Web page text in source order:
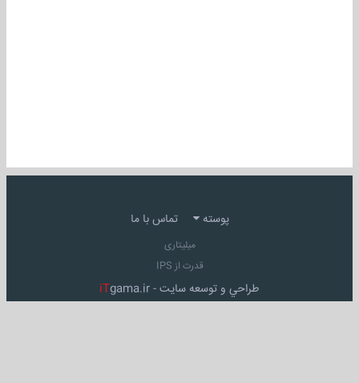
پوسته تماس با ما
میلیتاری
قدرت از IPS
طراحي و توسعه سايت - iTgama.ir